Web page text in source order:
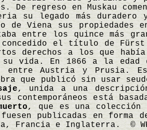
De regreso en Muskau
su legado más
de Viena sus propiedades
entre los quince más
el título de Fürst
derechos a los que
vida. En 1866 a la edad
entre Austria y Prusia.
que publicó sin usar
, unida a una
contemporáneos está
, que es una
publicadas en
Francia e Inglaterra. ©